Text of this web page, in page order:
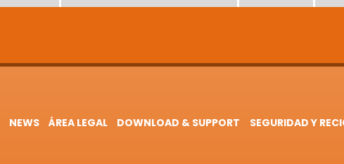
NEWS ÁREA LEGAL DOWNLOAD & SUPPORT SEGURIDAD Y